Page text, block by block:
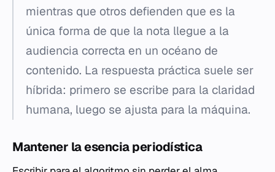
mientras que otros defienden que es la
única forma de que la nota llegue a la
audiencia correcta en un océano de
contenido. La respuesta práctica suele ser
híbrida: primero se escribe para la claridad
humana, luego se ajusta para la máquina.
Mantener la esencia periodística